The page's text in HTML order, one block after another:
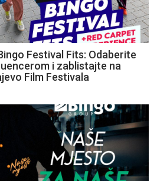
Festival Fits: Odaberite
i zablistajte na
Film Festivala